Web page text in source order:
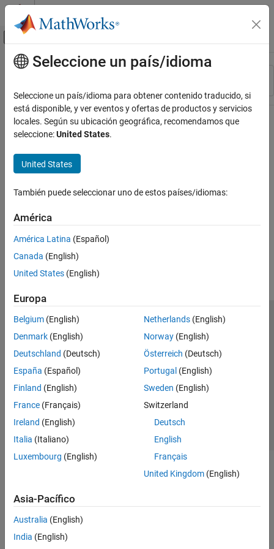
Saltar al contenido
Mostrar/ocultar menú de navegación
Recurso
Contenido principal
Seleccione un país/idioma
Seleccione un país/idioma para obtener contenido traducido, si
está disponible, y ver eventos y ofertas de productos y servicios
locales. Según su ubicación geográfica, recomendamos que
seleccione:United States.
United States
También puede seleccionar uno de estos países/idiomas:
América
América Latina (Español)
Canada (English)
United States (English)
Europa
Belgium (English)
Denmark (English)
Deutschland (Deutsch)
España (Español)
Finland (English)
France (Français)
Ireland (English)
Italia (Italiano)
Luxembourg (English)
Netherlands(English)
Norway(English)
Österreich (Deutsch)
Portugal (English)
Sweden (English)
Switzerland
Deutsch
English
Français
United Kingdom(English)
Asia-Pacífico
Australia (English)
India (English)
Centro de confianza
Marcas comerciales
Política de privacidad
Antipiratería
Estado de las aplicaciones
Información de contacto
© 1994-2026 The MathWorks, Inc.
Seleccione un país/